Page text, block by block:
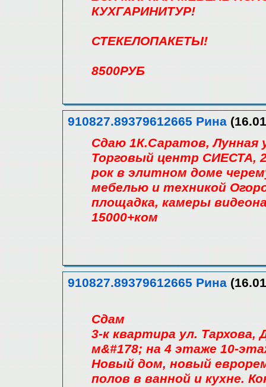
КУХГАРИНИТУР!
СТЕКЕЛОПАКЕТЫ!
8500РУБ
910827.89379612665 Рина
Сдаю 1К.Саратов, Лунная
Торговый центр СИЕСТА,
рок в элитном доме
мебелью и техникой
площадка, камеры
15000+ком
910827.89379612665 Рина
Сдам
3-к квартира ул.
м&#178; на 4 этаже 10-
Новый дом, новый
полов в ванной и кухне.